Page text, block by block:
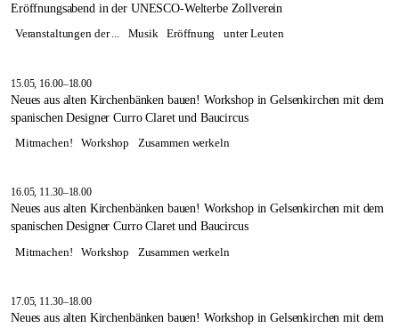
Eröffnungsabend in der UNESCO-Welterbe Zollverein
Veranstaltungen der ... Musik Eröffnung unter Leuten
15.05, 16.00–18.00
Neues aus alten Kirchenbänken bauen! Workshop in Gelsenkirchen mit dem
spanischen Designer Curro Claret und Baucircus
Mitmachen! Workshop Zusammen werkeln
16.05, 11.30–18.00
Neues aus alten Kirchenbänken bauen! Workshop in Gelsenkirchen mit dem
spanischen Designer Curro Claret und Baucircus
Mitmachen! Workshop Zusammen werkeln
17.05, 11.30–18.00
Neues aus alten Kirchenbänken bauen! Workshop in Gelsenkirchen mit dem